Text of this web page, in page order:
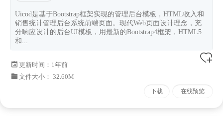
Uicod是基于Bootstrap框架实现的管理后台模板，HTML收入和
销售统计管理后台系统前端页面。现代Web页面设计理念，充
分响应设计的后台UI模板，用最新的Bootstrap4框架，HTML5
和...
更新时间： 1年前
文件大小： 32.60M
下载 在线预览